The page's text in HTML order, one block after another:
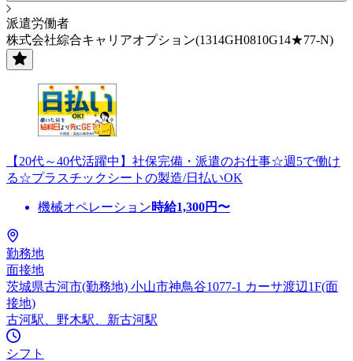
派遣労働者
株式会社綜合キャリアオプション(1314GH0810G14★77-N)
【20代～40代活躍中】社保完備・派遣のお仕事☆週5で働け
る☆プラスチックシートの製造/日払いOK
機械オペレーション時給1,300円〜
勤務地
面接地
茨城県古河市(勤務地) 小山市神鳥谷1077-1 カーサ渡辺1F(面
接地)
古河駅、野木駅、新古河駅
シフト